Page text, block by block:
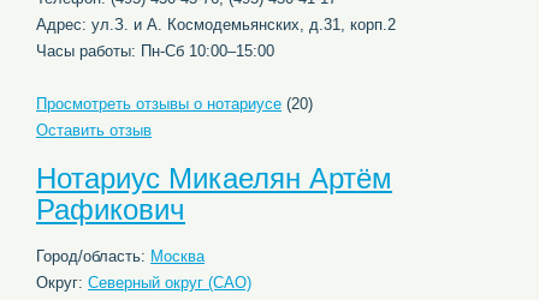
Адрес: ул.З. и А. Космодемьянских, д.31, корп.2
Часы работы: Пн-Сб 10:00–15:00
Просмотреть отзывы о нотариусе (20)
Оставить отзыв
Нотариус Микаелян Артём
Рафикович
Город/область: Москва
Округ: Северный округ (САО)